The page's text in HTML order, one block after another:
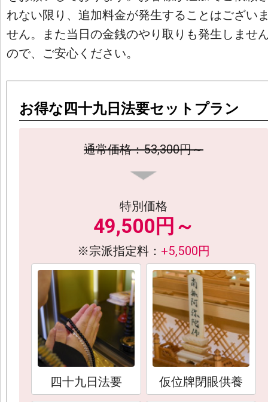
れない限り、追加料金が発生することはござい
せん。また当日の金銭のやり取りも発生しませ
ので、ご安心ください。
お得な四十九日法要セットプラン
通常価格：53,300円～
特別価格
49,500円～
※宗派指定料： +5,500円
四十九日法要 仮位牌閉眼供養